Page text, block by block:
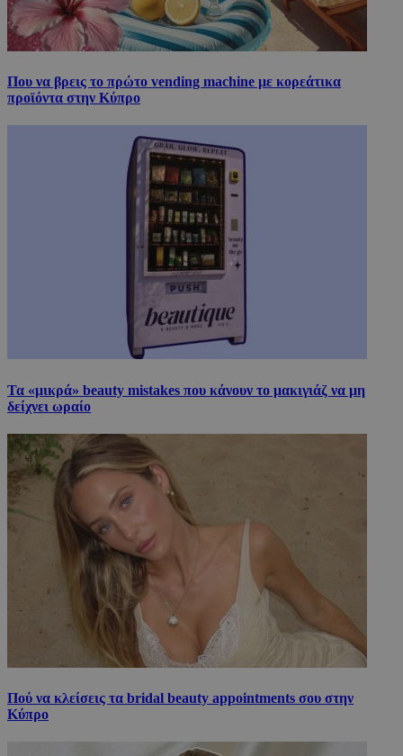
Που να βρεις το πρώτο vending machine με κορεάτικα
προϊόντα στην Κύπρο
Τα «μικρά» beauty mistakes που κάνουν το μακιγιάζ να μη
δείχνει ωραίο
Πού να κλείσεις τα bridal beauty appointments σου στην
Κύπρο